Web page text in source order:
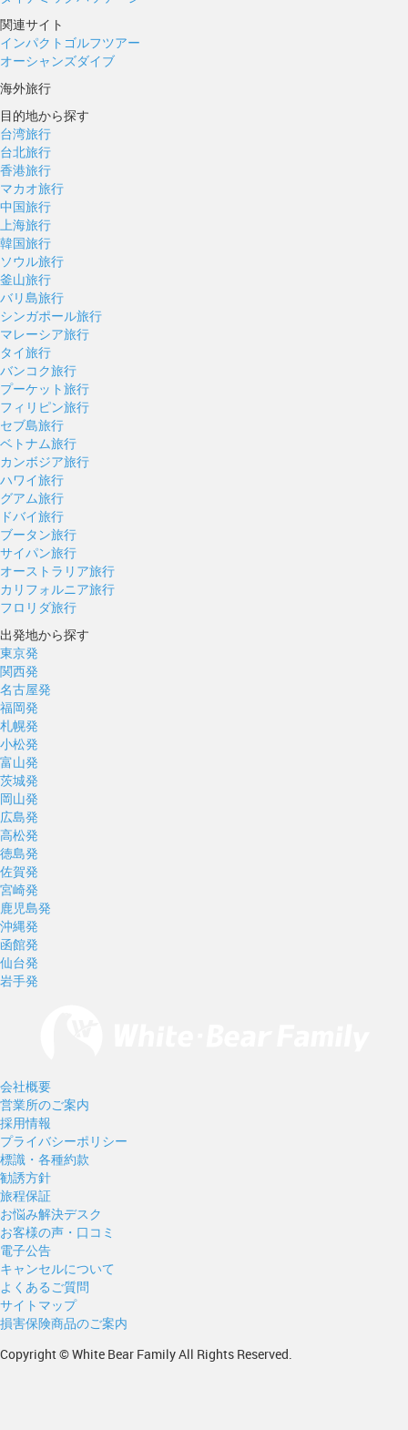
関連サイト
インパクトゴルフツアー
オーシャンズダイブ
海外旅行
目的地から探す
台湾旅行
台北旅行
香港旅行
マカオ旅行
中国旅行
上海旅行
韓国旅行
ソウル旅行
釜山旅行
バリ島旅行
シンガポール旅行
マレーシア旅行
タイ旅行
バンコク旅行
プーケット旅行
フィリピン旅行
セブ島旅行
ベトナム旅行
カンボジア旅行
ハワイ旅行
グアム旅行
ドバイ旅行
ブータン旅行
サイパン旅行
オーストラリア旅行
カリフォルニア旅行
フロリダ旅行
出発地から探す
東京発
関西発
名古屋発
福岡発
札幌発
小松発
富山発
茨城発
岡山発
広島発
高松発
徳島発
佐賀発
宮崎発
鹿児島発
沖縄発
函館発
仙台発
岩手発
会社概要
営業所のご案内
採用情報
プライバシーポリシー
標識・各種約款
勧誘方針
旅程保証
お悩み解決デスク
お客様の声・口コミ
電子公告
キャンセルについて
よくあるご質問
サイトマップ
損害保険商品のご案内
Copyright © White Bear Family All Rights Reserved.